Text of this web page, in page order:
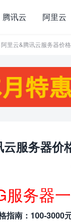
腾讯云 阿里云
阿里云&腾讯云服务器价
服务器价
服务器
指南：100-3000